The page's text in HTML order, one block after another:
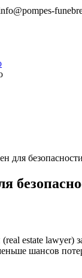
для
estate lawyer)
шансов